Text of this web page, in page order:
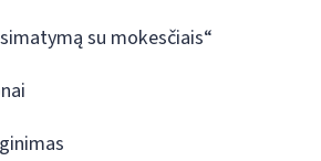
su mokesčiais“